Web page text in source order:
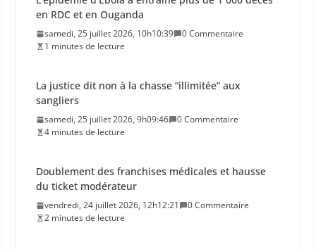
en RDC et en Ouganda
samedi, 25 juillet 2026, 10h10:39
0 Commentaire
1 minutes de lecture
La justice dit non à la chasse “illimitée” aux
sangliers
samedi, 25 juillet 2026, 9h09:46
0 Commentaire
4 minutes de lecture
Doublement des franchises médicales et hausse
du ticket modérateur
vendredi, 24 juillet 2026, 12h12:21
0 Commentaire
2 minutes de lecture